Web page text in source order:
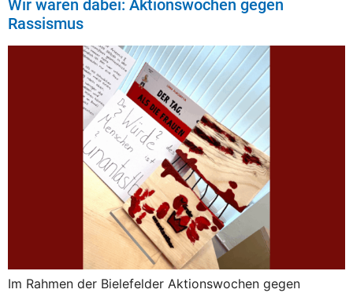
Wir waren dabei: Aktionswochen gegen
Rassismus
Im Rahmen der Bielefelder Aktionswochen gegen